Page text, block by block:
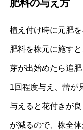
肥料の与え方
植え付け時に元肥
肥料を株元に施す
芽が出始めたら追
1回程度与え、蕾が
与えると花付きが
が減るので、株全